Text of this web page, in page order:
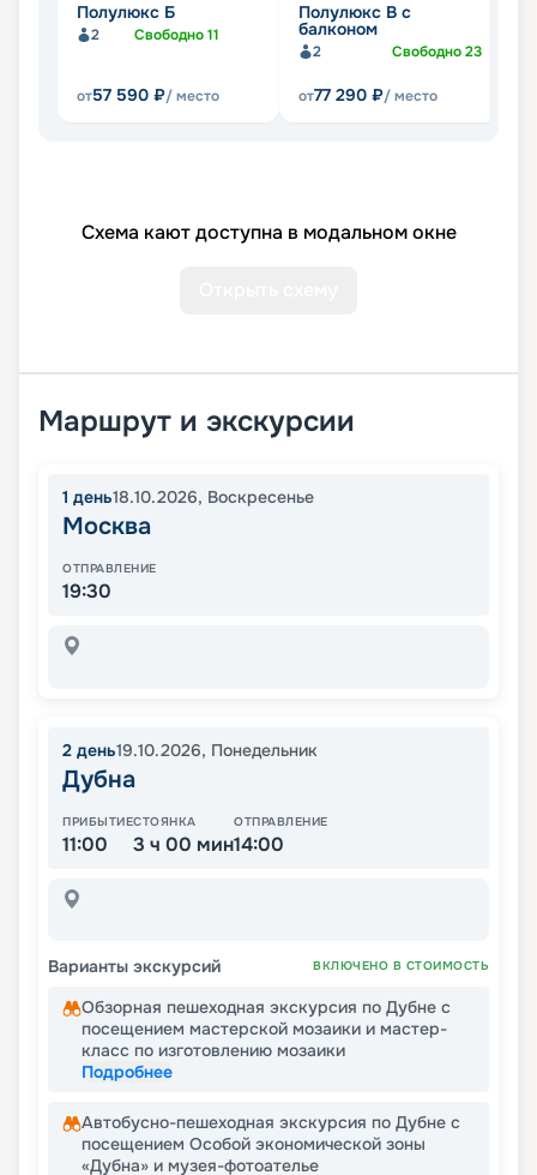
Полулюкс Б
2 Свободно11
от57 590 ₽/ место
Полулюкс В с
балконом
2 Свободно23
от77 290 ₽/ место
Схема кают доступна в модальном окне
Маршрут и экскурсии
1 день18.10.2026, Воскресенье
Москва
ОТПРАВЛЕНИЕ
19:30
2 день19.10.2026, Понедельник
Дубна
ПРИБЫТИЕ
11:00
СТОЯНКА
3 ч 00 мин
ОТПРАВЛЕНИЕ
14:00
Варианты экскурсий ВКЛЮЧЕНО В СТОИМОСТЬ
Обзорная пешеходная экскурсия по Дубне с
посещением мастерской мозаики и мастер-
класс по изготовлению мозаики
Подробнее
Автобусно-пешеходная экскурсия по Дубне с
посещением Особой экономической зоны
«Дубна» и музея-фотоателье